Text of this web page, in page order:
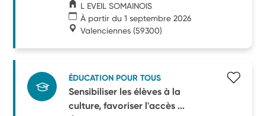
L EVEIL SOMAINOIS
À partir du 1 septembre 2026
Valenciennes (59300)
ÉDUCATION POUR TOUS
Sensibiliser les élèves à la
culture, favoriser l'accès ...